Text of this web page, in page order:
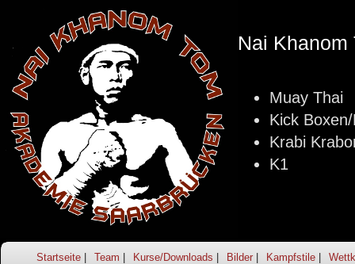
Nai Khanom
Muay Thai
Kick
Krabi
K1
Startseite Team Kurse/Downloads Bilder Kampfstile